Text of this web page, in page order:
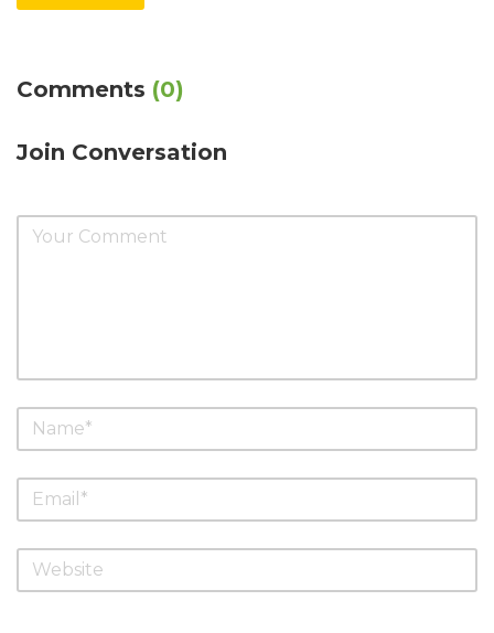
Comments (0)
Join Conversation